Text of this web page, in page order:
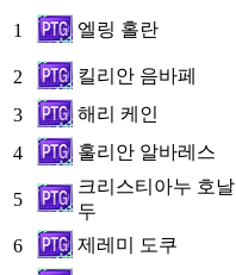
1 엘링 홀란
2 킬리안 음바페
3
해리 케인
4
훌리안 알바레스
5
크리스티아누 호날
두
6 제레미 도쿠